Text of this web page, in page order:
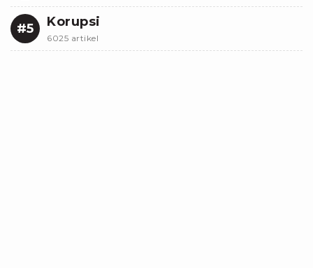
#5 Korupsi
6025 artikel